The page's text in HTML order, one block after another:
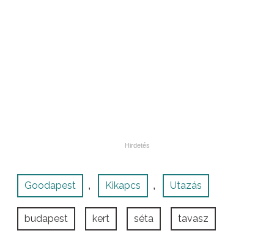
Goodapest , Kikapcs , Utazás
budapest kert séta tavasz